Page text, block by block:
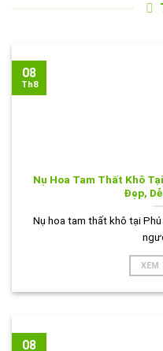
Nụ Hoa Tam Thất Khô
Đẹp,
Nụ hoa tam thất khô tại
XEM
08
Th8
08